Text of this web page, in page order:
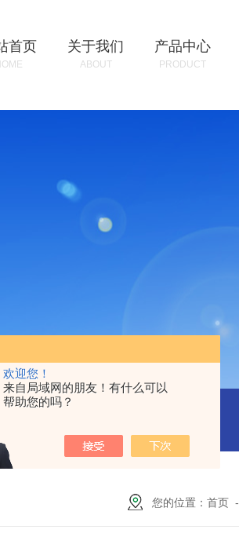
欢迎您！
来自局域网的朋友！有什么可以
帮助您的吗？
首页 关于我们
ABOUT
产品中心
PRODUCT
24
您的位置： 首页